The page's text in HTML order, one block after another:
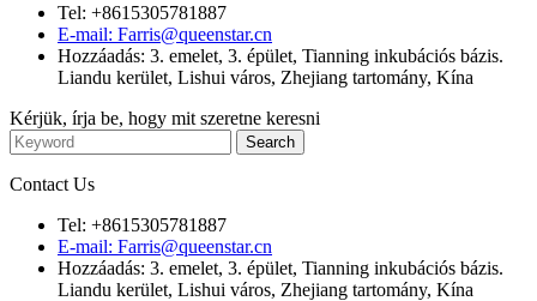
Tel: +8615305781887
E-mail: Farris@queenstar.cn
Hozzáadás: 3. emelet, 3. épület, Tianning inkubációs bázis.
Liandu kerület, Lishui város, Zhejiang tartomány, Kína
Kérjük, írja be, hogy mit szeretne keresni
Contact Us
Tel: +8615305781887
E-mail: Farris@queenstar.cn
Hozzáadás: 3. emelet, 3. épület, Tianning inkubációs bázis.
Liandu kerület, Lishui város, Zhejiang tartomány, Kína